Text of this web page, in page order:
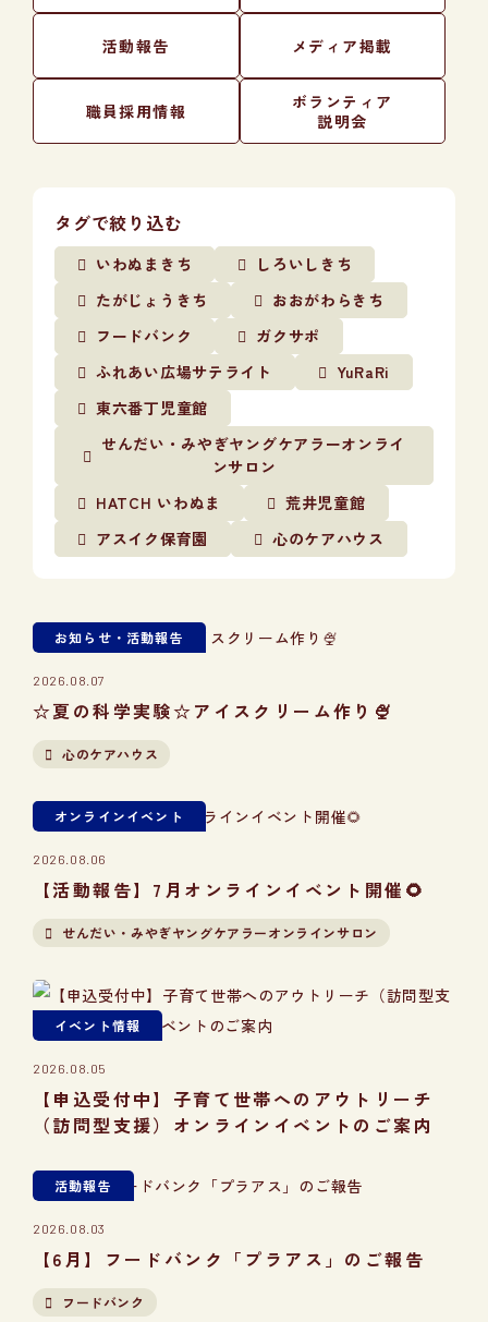
活動報告 メディア掲載
職員採用情報
ボランティア
説明会
タグで絞り込む
いわぬまきち
しろいしきち
たがじょうきち
おおがわらきち
フードバンク
ガクサポ
ふれあい広場サテライト
YuRaRi
東六番丁児童館
せんだい・みやぎヤングケアラーオンライ
ンサロン
HATCH いわぬま
荒井児童館
アスイク保育園
心のケアハウス
お知らせ・活動報告
2026.08.07
☆夏の科学実験☆アイスクリーム作り🍨
心のケアハウス
オンラインイベント
2026.08.06
【活動報告】7月オンラインイベント開催🌻
せんだい・みやぎヤングケアラーオンラインサロン
イベント情報
2026.08.05
【申込受付中】子育て世帯へのアウトリーチ
（訪問型支援）オンラインイベントのご案内
活動報告
2026.08.03
【6月】フードバンク「プラアス」のご報告
フードバンク